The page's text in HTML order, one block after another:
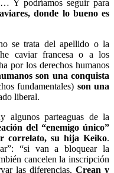
Y podríamos seguir para
donde lo bueno es
se trata del apellido o la
caviar francesa o a los
por los derechos humanos
son una conquista
fundamentales) son una
liberal.
algunos parteaguas de la
del “enemigo único”
correlato, su hija Keiko.
“si van a bloquear la
cancelen la inscripción
las diferencias. Crean y